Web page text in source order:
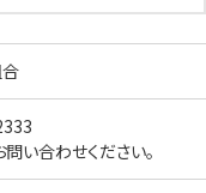
い合わせください。